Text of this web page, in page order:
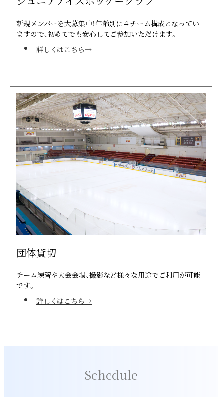
新規メンバーを大募集中！年齢別に４チーム構成となってい
ますので、初めてでも安心してご参加いただけます。
詳しくはこちら→
団体貸切
チーム練習や大会会場、撮影など様々な用途でご利用が可能
です。
詳しくはこちら→
Schedule